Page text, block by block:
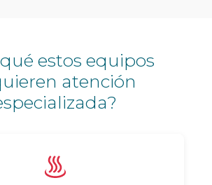
estos equipos
atención